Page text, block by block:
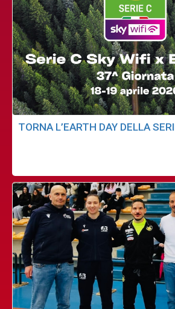
TORNA L’EARTH DAY DELLA